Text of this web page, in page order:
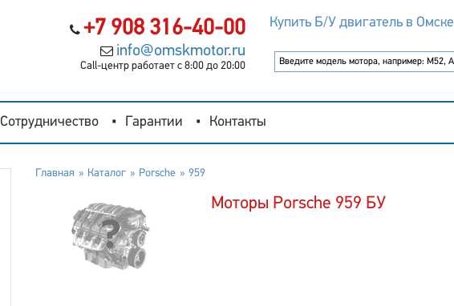
+7 908 316-40-00
info@omskmotor.ru
Call-центр работает с 8:00 до 20:00
Купить Б/У двигатель в Омске
Сотрудничество Гарантии Контакты
Главная Каталог Porsche 959
Моторы Porsche 959 БУ